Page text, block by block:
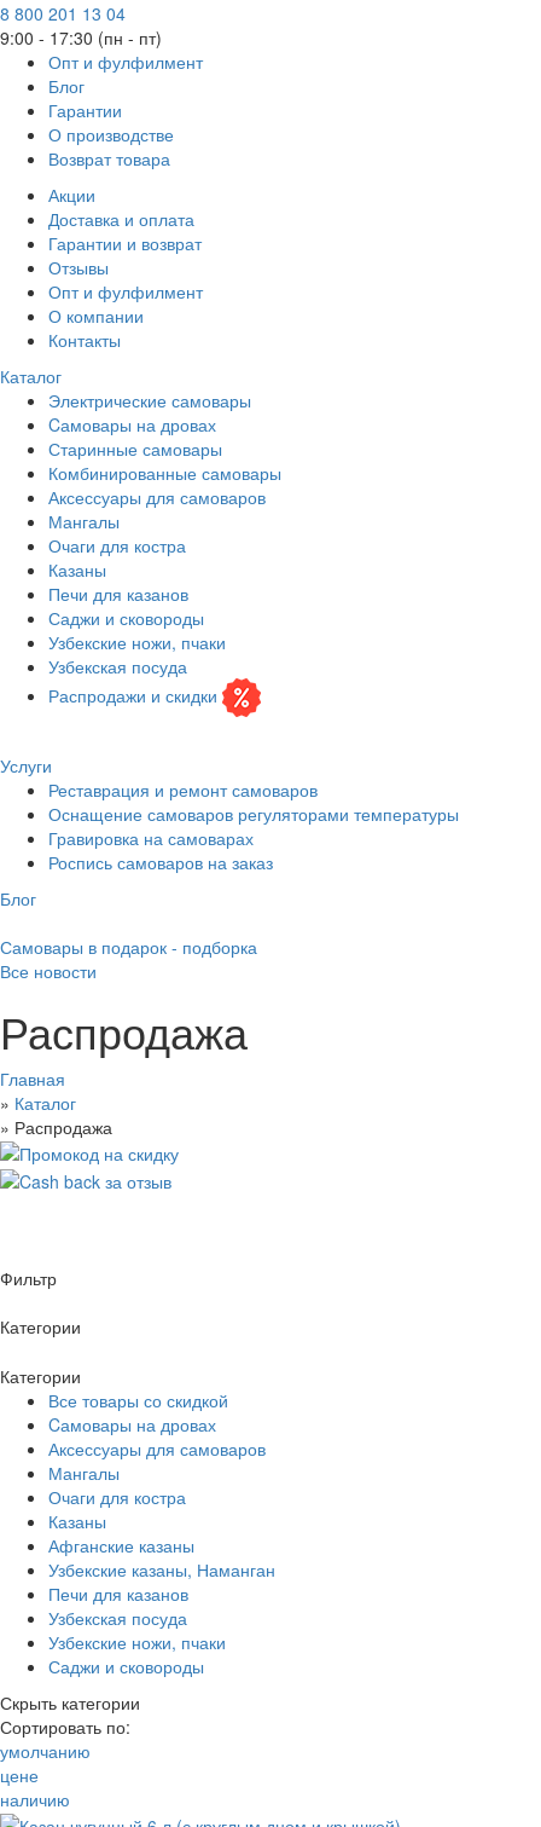
8 800 201 13 04
9:00 - 17:30 (пн - пт)
Опт и фулфилмент
Блог
Гарантии
О производстве
Возврат товара
Акции
Доставка и оплата
Гарантии и возврат
Отзывы
Опт и фулфилмент
О компании
Контакты
Каталог
Электрические самовары
Cамовары на дровах
Старинные самовары
Комбинированные самовары
Аксессуары для самоваров
Мангалы
Очаги для костра
Казаны
Печи для казанов
Саджи и сковороды
Узбекские ножи, пчаки
Узбекская посуда
Распродажи и скидки
Услуги
Реставрация и ремонт самоваров
Оснащение самоваров регуляторами температуры
Гравировка на самоварах
Роспись самоваров на заказ
Блог
Самовары в подарок - подборка
Все новости
Распродажа
Главная
» Каталог
» Распродажа
Фильтр
Категории
Материал
Производитель
Объем
Выбрано:
Показать
Показать товары
Свернуть фильтр
Свернуть категории
Категории
Все товары со скидкой
Cамовары на дровах
Аксессуары для самоваров
Мангалы
Очаги для костра
Казаны
Афганские казаны
Узбекские казаны, Наманган
Печи для казанов
Узбекская посуда
Узбекские ножи, пчаки
Саджи и сковороды
Скрыть категории
Сортировать по:
умолчанию
цене
наличию